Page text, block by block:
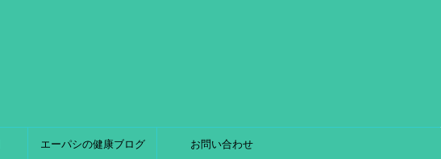
エーパシの健康ブログ お問い合わせ